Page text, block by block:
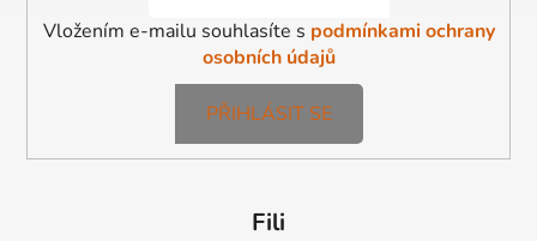
Vložením e-mailu souhlasíte s podmínkami ochrany
osobních údajů
PŘIHLÁSIT SE
Fili